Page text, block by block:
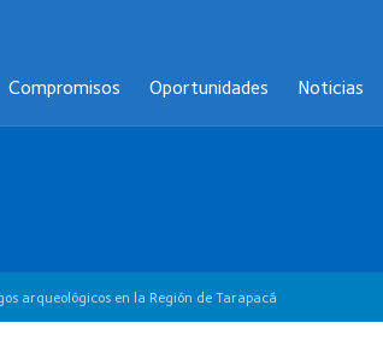
Compromisos Oportunidades Noticias
arqueológicos en la Región de Tarapacá